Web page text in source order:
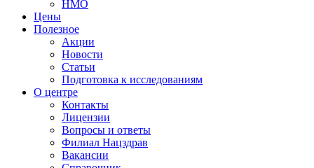
НМО
Цены
Полезное
Акции
Новости
Статьи
Подготовка к исследованиям
О центре
Контакты
Лицензии
Вопросы и ответы
Филиал Нацздрав
Вакансии